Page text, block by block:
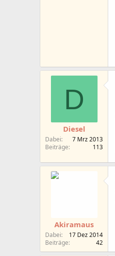
D
Diesel
Dabei
7 Mrz 2013
Beiträge
113
Akiramaus
Dabei
17 Dez 2014
Beiträge
42